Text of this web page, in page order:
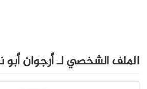
الملف الشخصي لـ أرجوان